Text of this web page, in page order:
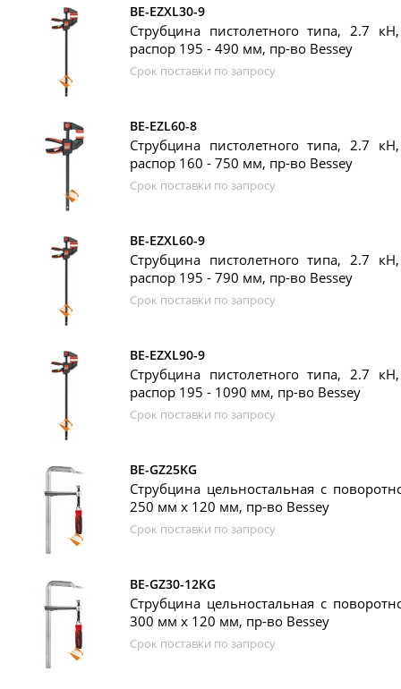
BE-EZXL30-9
Струбцина пистолетного типа, 2.7
распор 195 - 490 мм, пр-во Bessey
Срок поставки по запросу
BE-EZL60-8
Струбцина пистолетного типа, 2.7
распор 160 - 750 мм, пр-во Bessey
Срок поставки по запросу
BE-EZXL60-9
Струбцина пистолетного типа, 2.7
распор 195 - 790 мм, пр-во Bessey
Срок поставки по запросу
BE-EZXL90-9
Струбцина пистолетного типа, 2.7
распор 195 - 1090 мм, пр-во Bessey
Срок поставки по запросу
BE-GZ25KG
Струбцина цельностальная с
250 мм x 120 мм, пр-во Bessey
Срок поставки по запросу
BE-GZ30-12KG
Струбцина цельностальная с
300 мм x 120 мм, пр-во Bessey
Срок поставки по запросу